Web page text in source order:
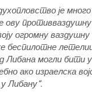
је
ову
огромну
беспилотне
Либана могли бити
ако израелска
Либану“.